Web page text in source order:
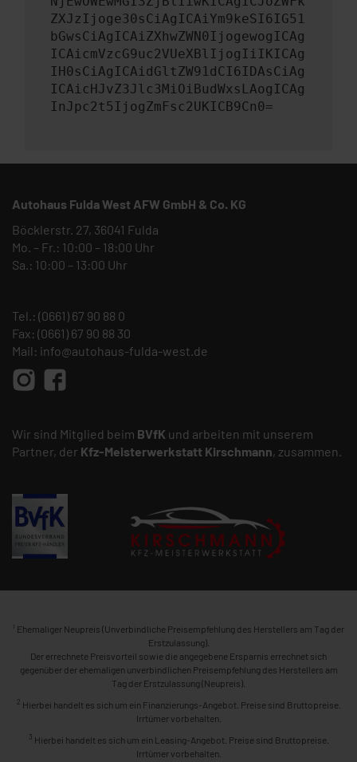
ZXJzIjoge30sCiAgICAiYm9keSI6IG51
bGwsCiAgICAiZXhwZWN0IjogewogICAg
ICAicmVzcG9uc2VUeXBlIjogIiIKICAg
IH0sCiAgICAidGltZW91dCI6IDAsCiAg
ICAicHJvZ3Jlc3MiOiBudWxsLAogICAg
InJpc2t5IjogZmFsc2UKICB9Cn0=
Autohaus Fulda West AFW GmbH & Co. KG
Böcklerstr. 27, 36041 Fulda
Mo. – Fr.: 10:00 – 18:00 Uhr
Sa.: 10:00 – 13:00 Uhr
Tel.: (0661) 67 90 88 0
Fax: (0661) 67 90 88 30
Mail: info@autohaus-fulda-west.de
Wir sind Mitglied beim BVfK und arbeiten mit unserem
Partner, der Kfz-Meisterwerkstatt Kirschmann, zusammen.
1 Ehemaliger Neupreis (Unverbindliche Preisempfehlung des Herstellers am Tag der
Erstzulassung).
Der errechnete Preisvorteil sowie die angegebene Ersparnis errechnet sich
gegenüber der ehemaligen unverbindlichen Preisempfehlung des Herstellers am
Tag der Erstzulassung (Neupreis).
2 Hierbei handelt es sich um ein Finanzierungs-Angebot. Preise sind Bruttopreise.
Irrtümer vorbehalten.
3 Hierbei handelt es sich um ein Leasing-Angebot. Preise sind Bruttopreise.
Irrtümer vorbehalten.